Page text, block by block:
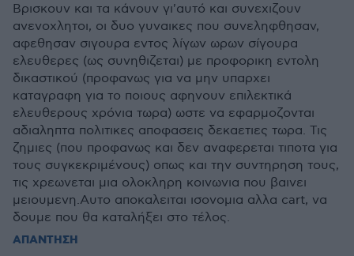
Βρισκουν και τα κάνουν γι'αυτό και συνεχιζουν
ανενοχλητοι, οι δυο γυναικες που συνεληφθησαν,
αφεθησαν σιγουρα εντος λίγων ωρων σίγουρα
ελευθερες (ως συνηθιζεται) με προφορικη εντολη
δικαστικού (προφανως για να μην υπαρχει
καταγραφη για το ποιους αφηνουν επιλεκτικά
ελευθερους χρόνια τωρα) ωστε να εφαρμοζονται
αδιαληπτα πολιτικες αποφασεις δεκαετιες τωρα. Τις
ζημιες (που προφανως και δεν αναφερεται τιποτα για
τους συγκεκριμένους) οπως και την συντηρηση τους,
τις χρεωνεται μια ολοκληρη κοινωνια που βαινει
μειουμενη.Αυτο αποκαλειται ισονομια αλλα cart, να
δουμε που θα καταλήξει στο τέλος.
ΑΠΑΝΤΗΣΗ